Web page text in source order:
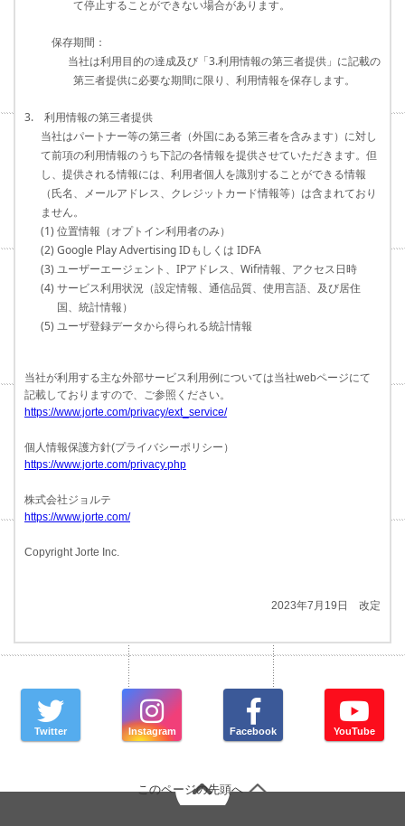
て停止することができない場合があります。
保存期間：
当社は利用目的の達成及び「3.利用情報の第三者提供」に記載の
第三者提供に必要な期間に限り、利用情報を保存します。
3. 利用情報の第三者提供
当社はパートナー等の第三者（外国にある第三者を含みます）に対し
て前項の利用情報のうち下記の各情報を提供させていただきます。但
し、提供される情報には、利用者個人を識別することができる情報
（氏名、メールアドレス、クレジットカード情報等）は含まれており
ません。
(1) 位置情報（オプトイン利用者のみ）
(2) Google Play Advertising IDもしくは IDFA
(3) ユーザーエージェント、IPアドレス、Wifi情報、アクセス日時
(4) サービス利用状況（設定情報、通信品質、使用言語、及び居住
国、統計情報）
(5) ユーザ登録データから得られる統計情報
当社が利用する主な外部サービス利用例については当社webページにて
記載しておりますので、ご参照ください。
https://www.jorte.com/privacy/ext_service/
個人情報保護方針(プライバシーポリシー）
https://www.jorte.com/privacy.php
株式会社ジョルテ
https://www.jorte.com/
Copyright Jorte Inc.
2023年7月19日 改定
Twitter Instagram Facebook YouTube
このページの先頭へ